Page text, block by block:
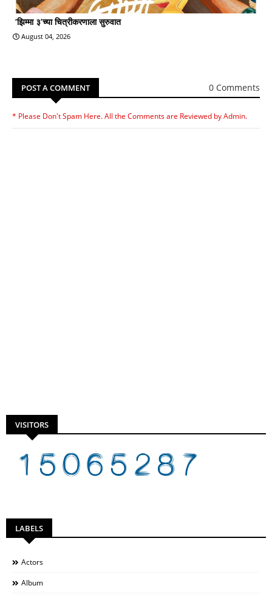
‘झिम्मा ३’च्या चित्रीकरणाला सुरुवात
August 04, 2026
POST A COMMENT 0 Comments
* Please Don't Spam Here. All the Comments are Reviewed by Admin.
VISITORS
LABELS
Actors
Album